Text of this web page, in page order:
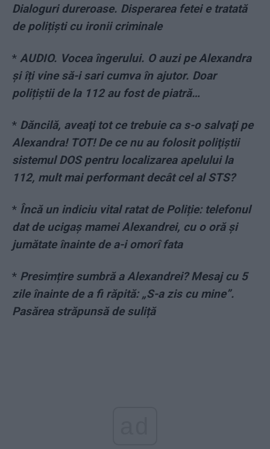
Dialoguri dureroase. Disperarea fetei e tratată
de polițiști cu ironii criminale
* AUDIO. Vocea îngerului. O auzi pe Alexandra
și îți vine să-i sari cumva în ajutor. Doar
polițiștii de la 112 au fost de piatră…
* Dăncilă, aveaţi tot ce trebuie ca s-o salvaţi pe
Alexandra! TOT! De ce nu au folosit poliţiştii
sistemul DOS pentru localizarea apelului la
112, mult mai performant decât cel al STS?
* Încă un indiciu vital ratat de Poliție: telefonul
dat de ucigaș mamei Alexandrei, cu o oră și
jumătate înainte de a-i omorî fata
* Presimțire sumbră a Alexandrei? Mesaj cu 5
zile înainte de a fi răpită: „S-a zis cu mine”.
Pasărea străpunsă de suliță